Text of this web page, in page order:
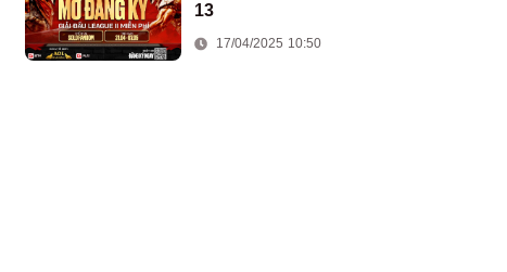
13
17/04/2025 10:50